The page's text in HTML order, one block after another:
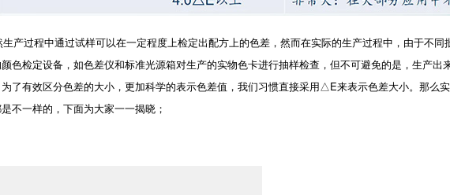
过程中通过试样可以在一定程度上检定出配方上的色差，然而在实际的生产过程中，由于不
色检定设备，如色差仪和标准光源箱对生产的实物色卡进行抽样检查，但不可避免的是，生产
了有效区分色差的大小，更加科学的表示色差值，我们习惯直接采用△E来表示色差大小。那么
不一样的，下面为大家一一揭晓；